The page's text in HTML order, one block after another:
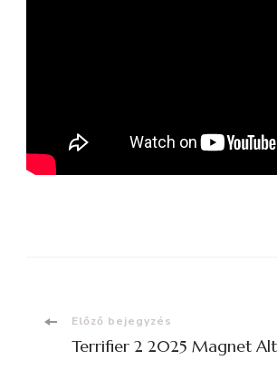
Bejegyzések
Előző bejegyzés
Terrifier 2 2025 Magnet